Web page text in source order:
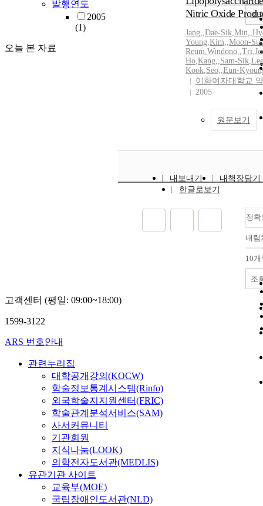
발행연도
2005
(1)
오늘 본 자료
조
Nitric Oxide
Jang,,Dae-Sik,Min,,
Young,Kim,,Moon-
Reum,Windono,,Tri,
Ho,Kang,,Sam-Sik,
Kook,Seo,,Eun-
이화여자대학교
2005
원문보기
내보내기
내책장담기
한글로보기
정
내림
10
조
고객센터 (평일: 09:00~18:00)
1599-3122
ARS 번호안내
관련누리집
대학공개강의(KOCW)
학술정보통계시스템(Rinfo)
외국학술지지원센터(FRIC)
학술관계분석서비스(SAM)
사서커뮤니티
기관회원
지식나눔(LOOK)
의학전자도서관(MEDLIS)
유관기관 사이트
교육부(MOE)
국립장애인도서관(NLD)